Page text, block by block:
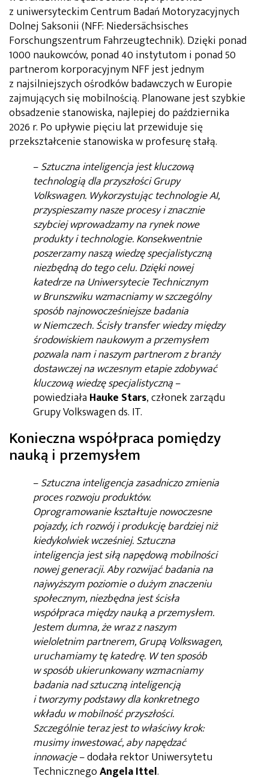
z uniwersyteckim Centrum Badań Motoryzacyjnych
Dolnej Saksonii (NFF: Niedersächsisches
Forschungszentrum Fahrzeugtechnik). Dzięki ponad
1000 naukowców, ponad 40 instytutom i ponad 50
partnerom korporacyjnym NFF jest jednym
z najsilniejszych ośrodków badawczych w Europie
zajmujących się mobilnością. Planowane jest szybkie
obsadzenie stanowiska, najlepiej do października
2026 r. Po upływie pięciu lat przewiduje się
przekształcenie stanowiska w profesurę stałą.
–Sztuczna inteligencja jest kluczową
technologią dla przyszłości Grupy
Volkswagen. Wykorzystując technologie AI,
przyspieszamy nasze procesy i znacznie
szybciej wprowadzamy na rynek nowe
produkty i technologie. Konsekwentnie
poszerzamy naszą wiedzę specjalistyczną
niezbędną do tego celu. Dzięki nowej
katedrze na Uniwersytecie Technicznym
w Brunszwiku wzmacniamy w szczególny
sposób najnowocześniejsze badania
w Niemczech. Ścisły transfer wiedzy między
środowiskiem naukowym a przemysłem
pozwala nam i naszym partnerom z branży
dostawczej na wczesnym etapie zdobywać
kluczową wiedzę specjalistyczną–
powiedziała Hauke Stars, członek zarządu
Grupy Volkswagen ds. IT.
Konieczna współpraca pomiędzy
nauką i przemysłem
–Sztuczna inteligencja zasadniczo zmienia
proces rozwoju produktów.
Oprogramowanie kształtuje nowoczesne
pojazdy, ich rozwój i produkcję bardziej niż
kiedykolwiek wcześniej. Sztuczna
inteligencja jest siłą napędową mobilności
nowej generacji. Aby rozwijać badania na
najwyższym poziomie o dużym znaczeniu
społecznym, niezbędna jest ścisła
współpraca między nauką a przemysłem.
Jestem dumna, że wraz z naszym
wieloletnim partnerem, Grupą Volkswagen,
uruchamiamy tę katedrę. W ten sposób
w sposób ukierunkowany wzmacniamy
badania nad sztuczną inteligencją
i tworzymy podstawy dla konkretnego
wkładu w mobilność przyszłości.
Szczególnie teraz jest to właściwy krok:
musimy inwestować, aby napędzać
innowacje– dodała rektor Uniwersytetu
TechnicznegoAngela Ittel.